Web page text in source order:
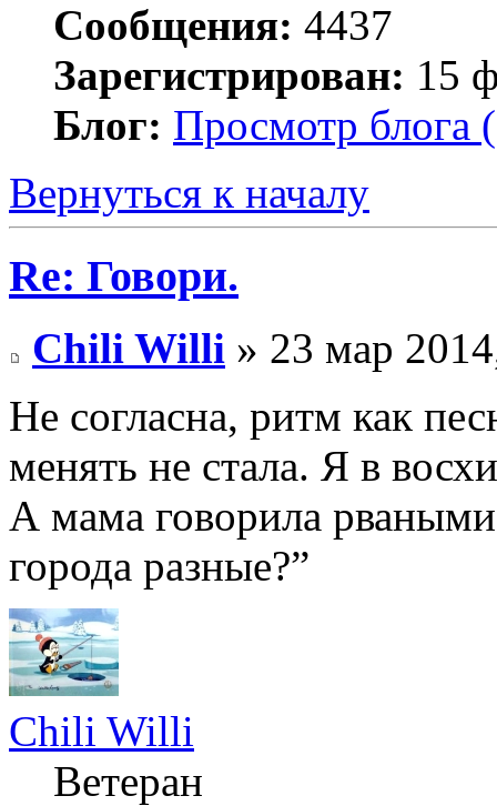
Сообщения: 4437
Зарегистрирован: 15
Блог: Просмотр блога
Вернуться к началу
Re: Говори.
Chili Willi » 23 мар
Не согласна, ритм как
менять не стала. Я в
А мама говорила
города разные?”
Chili Willi
Ветеран